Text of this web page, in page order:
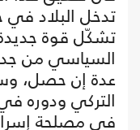
تدخل البلاد في
تشكّل قوة
السياسي من
عدة إن حصل،
التركي ودوره
في مصلحة